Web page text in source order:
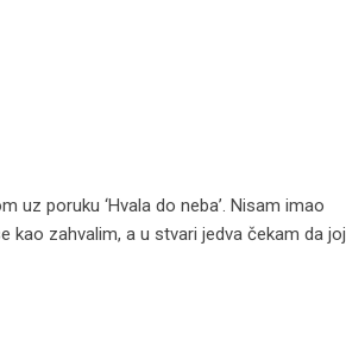
poruku ‘Hvala do neba’. Nisam imao
kao zahvalim, a u stvari jedva čekam da joj